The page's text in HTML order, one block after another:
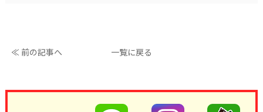
≪ 前の記事へ 一覧に戻る